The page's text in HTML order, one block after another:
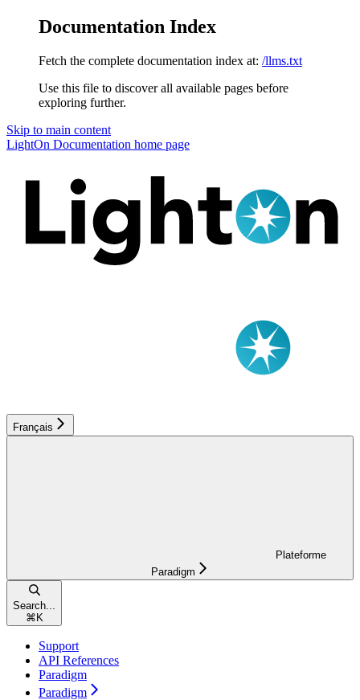
Documentation Index
Fetch the complete documentation index at: /llms.txt
Use this file to discover all available pages before
exploring further.
Skip to main content
LightOn Documentation home page
Français
Plateforme
Paradigm
Search...
⌘ K
Support
API References
Paradigm
Paradigm